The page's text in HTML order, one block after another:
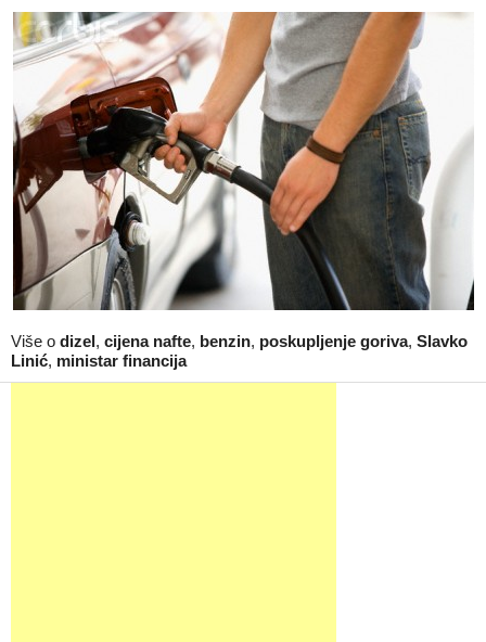
Više o dizel, cijena nafte, benzin, poskupljenje goriva, Slavko
Linić, ministar financija